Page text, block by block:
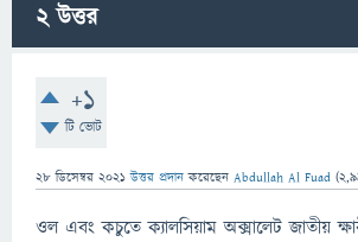
2উত্তর
+1
টি ভোট
28 ডিসেম্বর 2021 উত্তর প্রদান করেছেন Abdullah Al Fuad (
ওল এবং কচুতে ক্যালসিয়াম অক্সালেট জাতীয়